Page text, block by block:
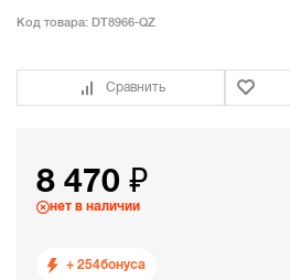
Код товара: DT8966-QZ
Сравнить
8 470 ₽
нет в наличии
+ 254бонуса